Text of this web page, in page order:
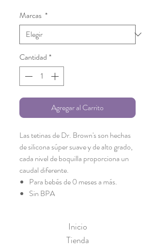
Marcas *
Cantidad *
Agregar al Carrito
Las tetinas de Dr. Brown's son hechas
de silicona súper suave y de alto grado,
cada nivel de boquilla proporciona un
caudal diferente.
Para bebés de 0 meses a más.
Sin BPA
Inicio
Tienda